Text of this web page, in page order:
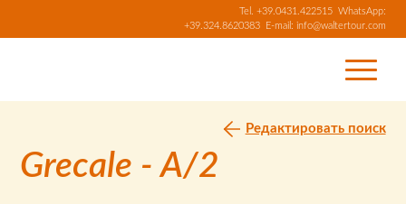
Tel. +39.0431.422515WhatsApp:
+39.324.8620383E-mail: info@waltertour.com
Grecale - A/2
Редактировать поиск